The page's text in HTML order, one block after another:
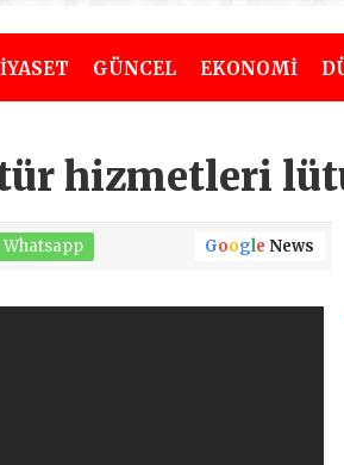
GÜNCEL EKONOMİ
hizmetleri
Whatsapp Google News